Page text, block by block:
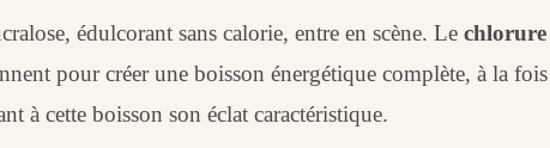
édulcorant sans calorie, entre en scène. Lechlorure
pour créer une boisson énergétique complète, à la
à cette boisson son éclat caractéristique.